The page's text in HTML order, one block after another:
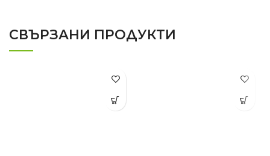
СВЪРЗАНИ ПРОДУКТИ